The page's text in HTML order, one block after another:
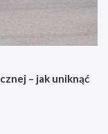
– jak uniknąć